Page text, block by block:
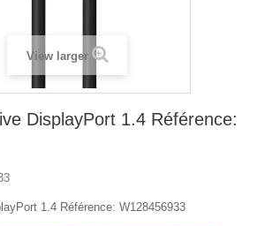
View larger
DisplayPort 1.4 Référence:
1.4 Référence: W128456933